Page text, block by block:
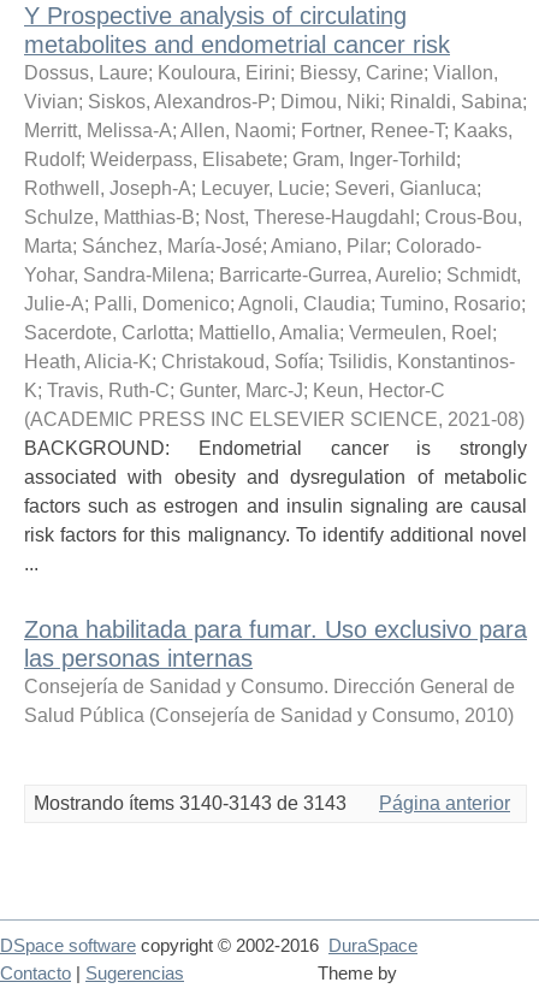
Y Prospective analysis of circulating
metabolites and endometrial cancer risk
Dossus, Laure; Kouloura, Eirini; Biessy, Carine; Viallon,
Vivian; Siskos, Alexandros-P; Dimou, Niki; Rinaldi, Sabina;
Merritt, Melissa-A; Allen, Naomi; Fortner, Renee-T; Kaaks,
Rudolf; Weiderpass, Elisabete; Gram, Inger-Torhild;
Rothwell, Joseph-A; Lecuyer, Lucie; Severi, Gianluca;
Schulze, Matthias-B; Nost, Therese-Haugdahl ; Crous-Bou,
Marta; Sánchez, María-José; Amiano, Pilar; Colorado-
Yohar, Sandra-Milena; Barricarte-Gurrea, Aurelio; Schmidt,
Julie-A; Palli, Domenico; Agnoli, Claudia; Tumino, Rosario;
Sacerdote, Carlotta; Mattiello, Amalia; Vermeulen, Roel ;
Heath, Alicia-K; Christakoud, Sofía; Tsilidis, Konstantinos-
K; Travis, Ruth-C; Gunter, Marc-J; Keun, Hector-C
(ACADEMIC PRESS INC ELSEVIER SCIENCE, 2021-08)
BACKGROUND: Endometrial cancer is strongly
associated with obesity and dysregulation of metabolic
factors such as estrogen and insulin signaling are causal
risk factors for this malignancy. To identify additional novel
...
Zona habilitada para fumar. Uso exclusivo para
las personas internas
Consejería de Sanidad y Consumo. Dirección General de
Salud Pública (Consejería de Sanidad y Consumo, 2010)
Mostrando ítems 3140-3143 de 3143 Página anterior
DSpace software copyright © 2002-2016
DuraSpace
Theme by
Contacto Sugerencias